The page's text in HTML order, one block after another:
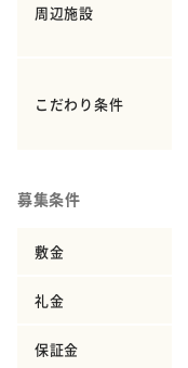
周辺施設
こだわり条件
募集条件
敷金
礼金
保証金